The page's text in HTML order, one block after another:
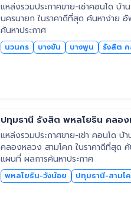
แหล่งรวมประกาศขาย-เช่าคอนโด
นครนายก ในราคาดีที่สุด ค้นหาง่าย
ค้นหาประกาศ
นวนคร บางขัน บางพูน รังสิต
ปทุมธานี รังสิต พหลโยธิน คลอง
แหล่งรวมประกาศขาย-เช่า คอนโด
คลองหลวง สามโคก ในราคาดีที่สุด
แผนที่ ผลการค้นหาประกาศ
พหลโยธิน-วังน้อย ปทุมธานี-สามโ